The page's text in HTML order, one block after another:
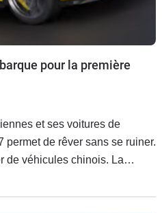
pour la première
et ses voitures de
permet de rêver sans se ruiner.
de véhicules chinois. La